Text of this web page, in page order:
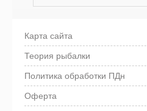
Карта сайта
Теория рыбалки
Политика обработки ПДн
Оферта